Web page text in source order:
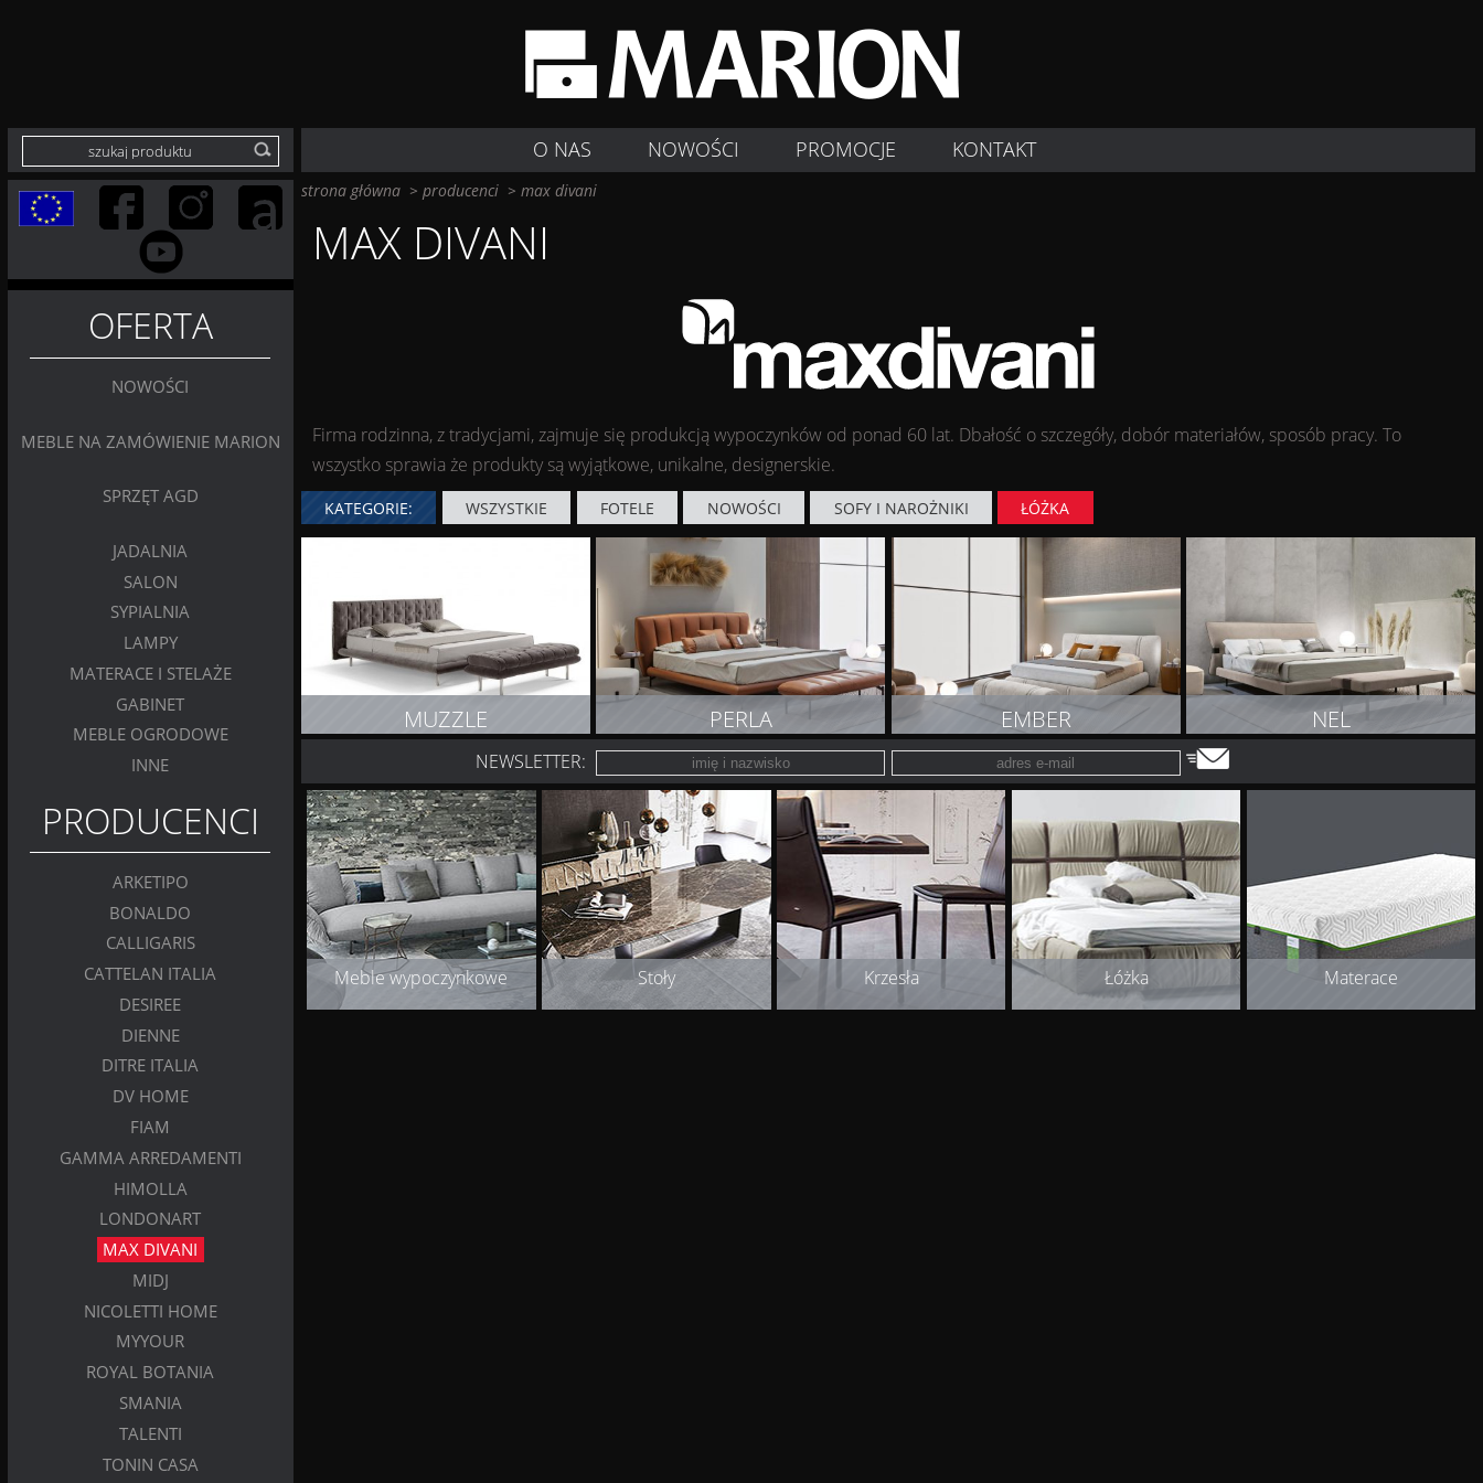
O NAS NOWOŚCI PROMOCJE KONTAKT
OFERTA
NOWOŚCI
MEBLE NA ZAMÓWIENIE MARION
SPRZĘT AGD
JADALNIA
SALON
SYPIALNIA
LAMPY
MATERACE I STELAŻE
GABINET
MEBLE OGRODOWE
INNE
PRODUCENCI
ARKETIPO
BONALDO
CALLIGARIS
CATTELAN ITALIA
DESIREE
DIENNE
DITRE ITALIA
DV HOME
FIAM
GAMMA ARREDAMENTI
HIMOLLA
LONDONART
MAX DIVANI
MIDJ
NICOLETTI HOME
MYYOUR
ROYAL BOTANIA
SMANIA
TALENTI
TONIN CASA
strona główna> producenci> max divani
MAX DIVANI
Firma rodzinna, z tradycjami, zajmuje się produkcją wypoczynków od ponad 60 lat. Dbałość o szczegóły, dobór materiałów, sposób pracy. To
wszystko sprawia że produkty są wyjątkowe, unikalne, designerskie.
KATEGORIE: WSZYSTKIE FOTELE NOWOŚCI SOFY I NAROŻNIKI ŁÓŻKA
MUZZLE
ZOBACZ PRODUKT
PERLA
ZOBACZ PRODUKT
EMBER
ZOBACZ PRODUKT
NEL
NEWSLETTER:
Meble wypoczynkowe Stoły Krzesła Łóżka Materace